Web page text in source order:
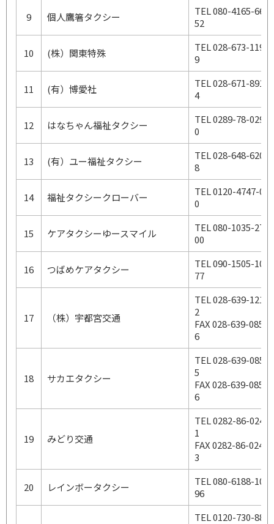
9 個人鷹箸タクシー
TEL 080-4165-66
52
10 (株）関東特殊
TEL 028-673-119
9
11 (有）博愛社
TEL 028-671-891
4
12 はなちゃん福祉タクシー
TEL 0289-78-029
0
13 (有）ユー福祉タクシー
TEL 028-648-620
8
14 福祉タクシークローバー
TEL 0120-4747-0
0
15 ケアタクシーゆースマイル
TEL 080-1035-27
00
16 つばめケアタクシー
TEL 090-1505-10
77
17 （株）宇都宮交通
TEL 028-639-121
2
FAX 028-639-085
6
18 サカエタクシー
TEL 028-639-085
5
FAX 028-639-085
6
19 みどり交通
TEL 0282-86-024
1
FAX 0282-86-024
3
20 レインボータクシー
TEL 080-6188-10
96
TEL 0120-730-88